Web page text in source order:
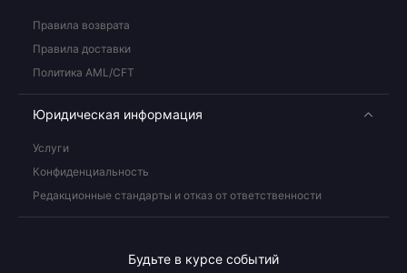
Правила возврата
Правила доставки
Политика AML/CFT
Юридическая информация
Услуги
Конфиденциальность
Редакционные стандарты и отказ от ответственности
Будьте в курсе событий